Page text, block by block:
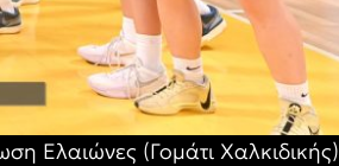
Ελαιώνες (Γομάτι Χαλκιδικής)